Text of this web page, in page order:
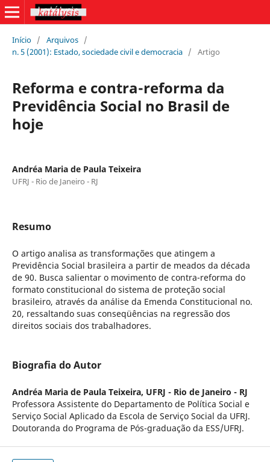
Início / Arquivos /
n. 5 (2001): Estado, sociedade civil e democracia / Artigo
Reforma e contra-reforma da
Previdência Social no Brasil de
hoje
Andréa Maria de Paula Teixeira
UFRJ - Rio de Janeiro - RJ
Resumo
O artigo analisa as transformações que atingem a
Previdência Social brasileira a partir de meados da década
de 90. Busca salientar o movimento de contra-reforma do
formato constitucional do sistema de proteção social
brasileiro, através da análise da Emenda Constitucional no.
20, ressaltando suas conseqüências na regressão dos
direitos sociais dos trabalhadores.
Biografia do Autor
Andréa Maria de Paula Teixeira, UFRJ - Rio de Janeiro - RJ
Professora Assistente do Departamento de Política Social e
Serviço Social Aplicado da Escola de Serviço Social da UFRJ.
Doutoranda do Programa de Pós-graduação da ESS/UFRJ.